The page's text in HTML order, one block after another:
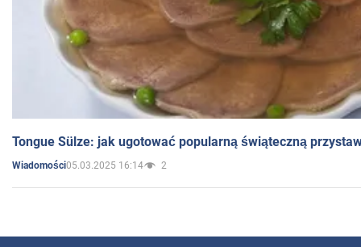
Tongue Sülze: jak ugotować popularną świąteczną
Wiadomości05.03.2025 16:14 2